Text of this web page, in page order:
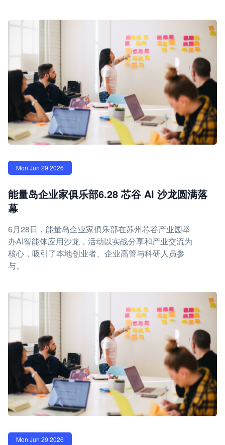
Mon Jun 29 2026
能量岛企业家俱乐部6.28 芯谷 AI 沙龙圆满落
幕
6月28日，能量岛企业家俱乐部在苏州芯谷产业园举
办AI智能体应用沙龙，活动以实战分享和产业交流为
核心，吸引了本地创业者、企业高管与科研人员参
与。
Mon Jun 29 2026